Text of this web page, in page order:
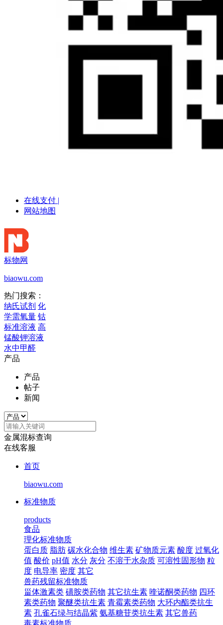
在线支付 |
网站地图
标物网
biaowu.com
热门搜索：
纳氏试剂 化
学需氧量 钴
标准溶液 高
锰酸钾溶液
水中甲醛
产品
产品
帖子
新闻
金属混标查询
在线客服
首页
biaowu.com
标准物质
products
食品
理化标准物质
蛋白质 脂肪 碳水化合物 维生素 矿物质元素 酸度 过氧化
值 酸价 pH值 水分 灰分 不溶于水杂质 可溶性固形物 粒
度 电导率 密度 其它
兽药残留标准物质
甾体激素类 磺胺类药物 其它抗生素 喹诺酮类药物 四环
素类药物 聚醚类抗生素 青霉素类药物 大环内酯类抗生
素 孔雀石绿与结晶紫 氨基糖苷类抗生素 其它兽药
毒素标准物质